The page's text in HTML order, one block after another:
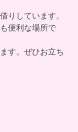
りしています。
便利な場所で
す。ぜひお立ち